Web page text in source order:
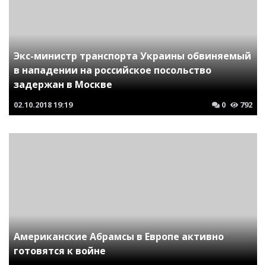
Экс-министр транспорта Украины обвиняемый
в нападении на российское посольство
задержан в Москве
02.10.201819:19 0 792
Американские Абрамсы в Европе активно
готовятся к войне